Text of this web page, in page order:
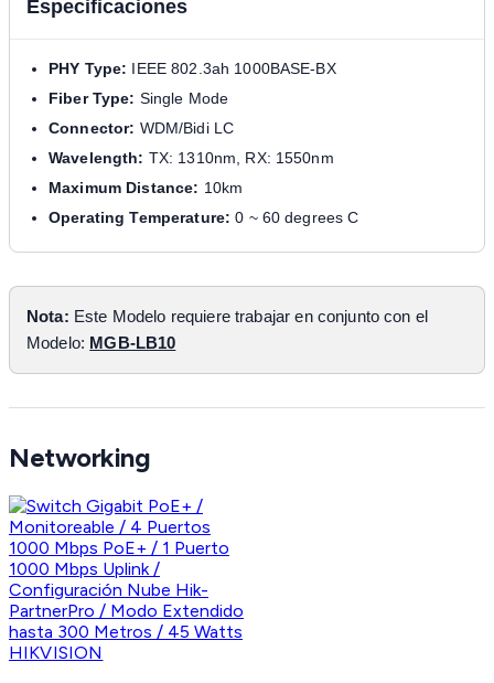
Especificaciones
PHY Type: IEEE 802.3ah 1000BASE-BX
Fiber Type: Single Mode
Connector: WDM/Bidi LC
Wavelength: TX: 1310nm, RX: 1550nm
Maximum Distance: 10km
Operating Temperature: 0 ~ 60 degrees C
Nota: Este Modelo requiere trabajar en conjunto con el
Modelo: MGB-LB10
Networking
HIKVISION